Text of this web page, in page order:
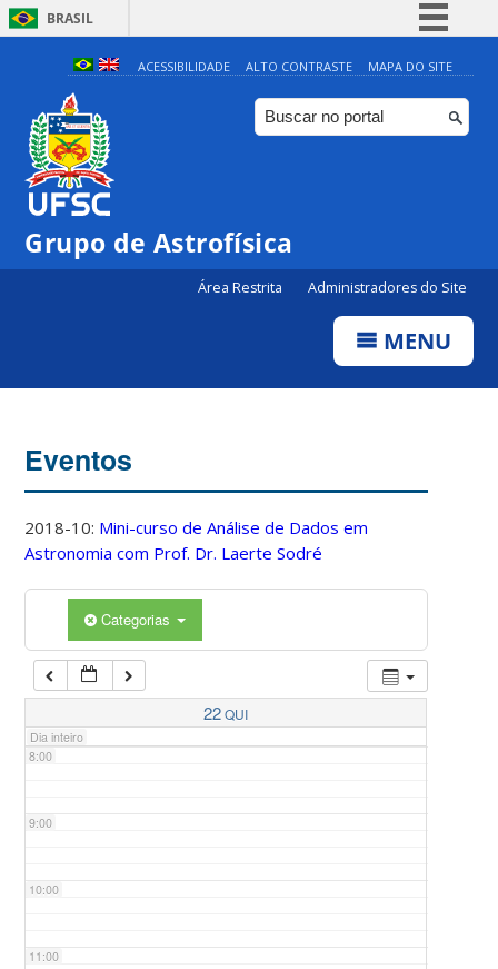
BRASIL
Simplifique!
Comunica BR
Participe
ACESSIBILIDADE ALTO CONTRASTE MAPA DO SITE
Grupo de Astrofísica
Área Restrita Administradores do Site
MENU
Eventos
2018-10: Mini-curso de Análise de Dados em
Astronomia com Prof. Dr. Laerte Sodré
Categorias
22QUI
Dia inteiro
4:00
5:00
7:00
8:00
9:00
10:00
11:00